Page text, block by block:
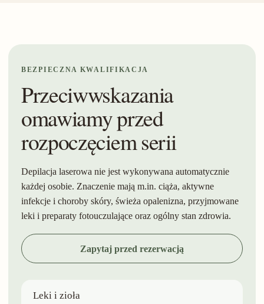
BEZPIECZNA KWALIFIKACJA
Przeciwwskazania
omawiamy przed
rozpoczęciem serii
Depilacja laserowa nie jest wykonywana automatycznie
każdej osobie. Znaczenie mają m.in. ciąża, aktywne
infekcje i choroby skóry, świeża opalenizna, przyjmowane
leki i preparaty fotouczulające oraz ogólny stan zdrowia.
Zapytaj przed rezerwacją
Leki i zioła